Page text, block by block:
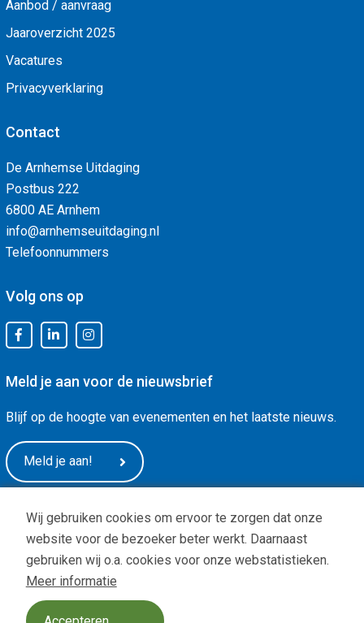
Wij gebruiken cookies om ervoor te zorgen dat onze
website voor de bezoeker beter werkt. Daarnaast
gebruiken wij o.a. cookies voor onze webstatistieken.
Meer informatie
Aanbod / aanvraag
Jaaroverzicht 2025
Vacatures
Privacyverklaring
Contact
De Arnhemse Uitdaging
Postbus 222
6800 AE Arnhem
info@arnhemseuitdaging.nl
Telefoonnummers
Volg ons op
Meld je aan voor de nieuwsbrief
Blijf op de hoogte van evenementen en het laatste nieuws.
Meld je aan!
Privacy|ANBI status
Design:BOOOM Digital